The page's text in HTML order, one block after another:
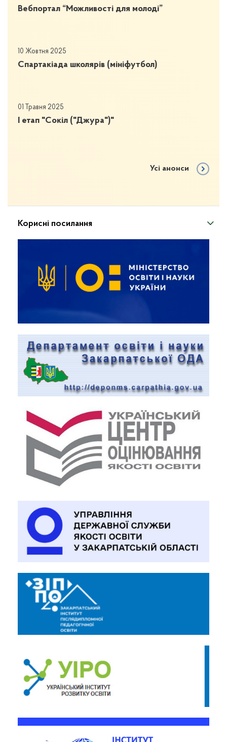
Вебпортал “Можливості для молоді”
10 Жовтня 2025
Спартакіада школярів (мініфутбол)
01 Травня 2025
І етап "Сокіл ("Джура")"
Усі анонси
Корисні посилання